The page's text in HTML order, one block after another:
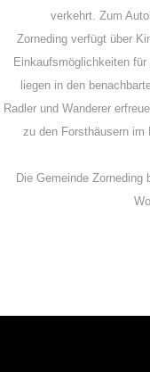
verkehrt. Zum
Zorneding verfügt über
Einkaufsmöglichkeiten
liegen in den
Radler und Wanderer
zu den Forsthäusern im
Die Gemeinde Zorneding